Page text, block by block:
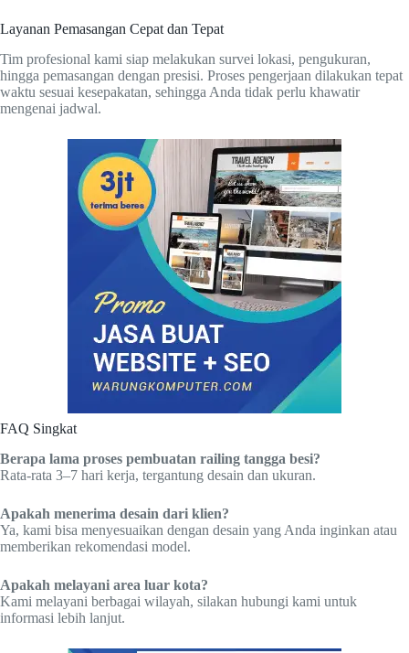
Layanan Pemasangan Cepat dan Tepat
Tim profesional kami siap melakukan survei lokasi, pengukuran,
hingga pemasangan dengan presisi. Proses pengerjaan dilakukan tepat
waktu sesuai kesepakatan, sehingga Anda tidak perlu khawatir
mengenai jadwal.
FAQ Singkat
Berapa lama proses pembuatan railing tangga besi?
Rata-rata 3–7 hari kerja, tergantung desain dan ukuran.
Apakah menerima desain dari klien?
Ya, kami bisa menyesuaikan dengan desain yang Anda inginkan atau
memberikan rekomendasi model.
Apakah melayani area luar kota?
Kami melayani berbagai wilayah, silakan hubungi kami untuk
informasi lebih lanjut.